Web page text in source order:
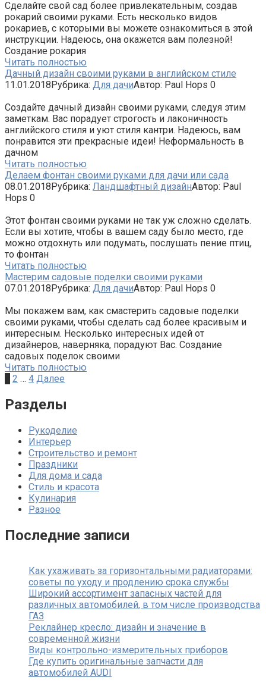
Сделайте свой сад более привлекательным, создав
рокарий своими руками. Есть несколько видов
рокариев, с которыми вы можете ознакомиться в этой
инструкции. Надеюсь, она окажется вам полезной!
Создание рокария
Читать полностью
Дачный дизайн своими руками в английском стиле
11.01.2018Рубрика: Для дачиАвтор: Paul Hops 0
Создайте дачный дизайн своими руками, следуя этим
заметкам. Вас порадует строгость и лаконичность
английского стиля и уют стиля кантри. Надеюсь, вам
понравится эти прекрасные идеи! Неформальность в
дачном
Читать полностью
Делаем фонтан своими руками для дачи или сада
08.01.2018Рубрика: Ландшафтный дизайнАвтор: Paul
Hops 0
Этот фонтан своими руками не так уж сложно сделать.
Если вы хотите, чтобы в вашем саду было место, где
можно отдохнуть или подумать, послушать пение птиц,
то фонтан
Читать полностью
Мастерим садовые поделки своими руками
07.01.2018Рубрика: Для дачиАвтор: Paul Hops 0
Мы покажем вам, как смастерить садовые поделки
своими руками, чтобы сделать сад более красивым и
интересным. Несколько интересных идей от
дизайнеров, наверняка, порадуют Вас. Создание
садовых поделок своими
Читать полностью
Навигация
записям
2 … 4 Далее
Разделы
Рукоделие
Интерьер
Строительство и ремонт
Праздники
Для дома и сада
Стиль и красота
Кулинария
Разное
Последние записи
Как ухаживать за горизонтальными радиаторами:
советы по уходу и продлению срока службы
Широкий ассортимент запасных частей для
различных автомобилей, в том числе производства
ГАЗ
Реклайнер кресло: дизайн и значение в
современной жизни
Виды контрольно-измерительных приборов
Где купить оригинальные запчасти для
автомобилей AUDI